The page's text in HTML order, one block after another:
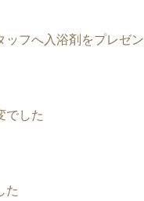
フへ入浴剤をプレゼン
でした
た